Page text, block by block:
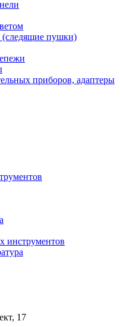
пушки)
приборов, адаптеры
инструментов
17